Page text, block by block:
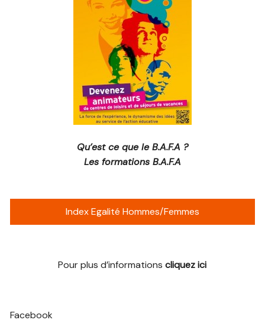
Qu’est ce que le B.A.F.A ?
Les formations B.A.F.A
Index Egalité Hommes/Femmes
Pour plus d’informationscliquez ici
Facebook